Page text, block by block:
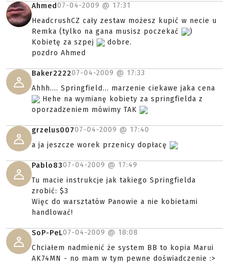
Ahmed07-04-2009 @ 17:31
HeadcrushCZ cały zestaw możesz kupić w necie u
Remka (tylko na gana musisz poczekać
)
Kobietę za szpej
dobre.
pozdro Ahmed
Baker222207-04-2009 @ 17:33
Ahhh.... Springfield... marzenie ciekawe jaka cena
Hehe na wymianę kobiety za springfielda z
oporzadzeniem mówimy TAK
grzelus00707-04-2009 @ 17:40
a ja jeszcze worek przenicy dopłacę
Pablo8307-04-2009 @ 17:49
Tu macie instrukcje jak takiego Springfielda
zrobić: $3
Więc do warsztatów Panowie a nie kobietami
handlować!
SoP-PeL07-04-2009 @ 18:08
Chciałem nadmienić że system BB to kopia Marui
AK74MN - no mam w tym pewne doświadczenie :>